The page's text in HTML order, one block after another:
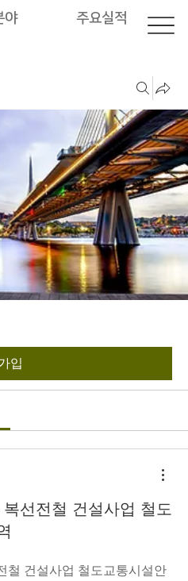
야 주요실적
입
선전철 건설사업 철도
철 건설사업 철도교통시설안